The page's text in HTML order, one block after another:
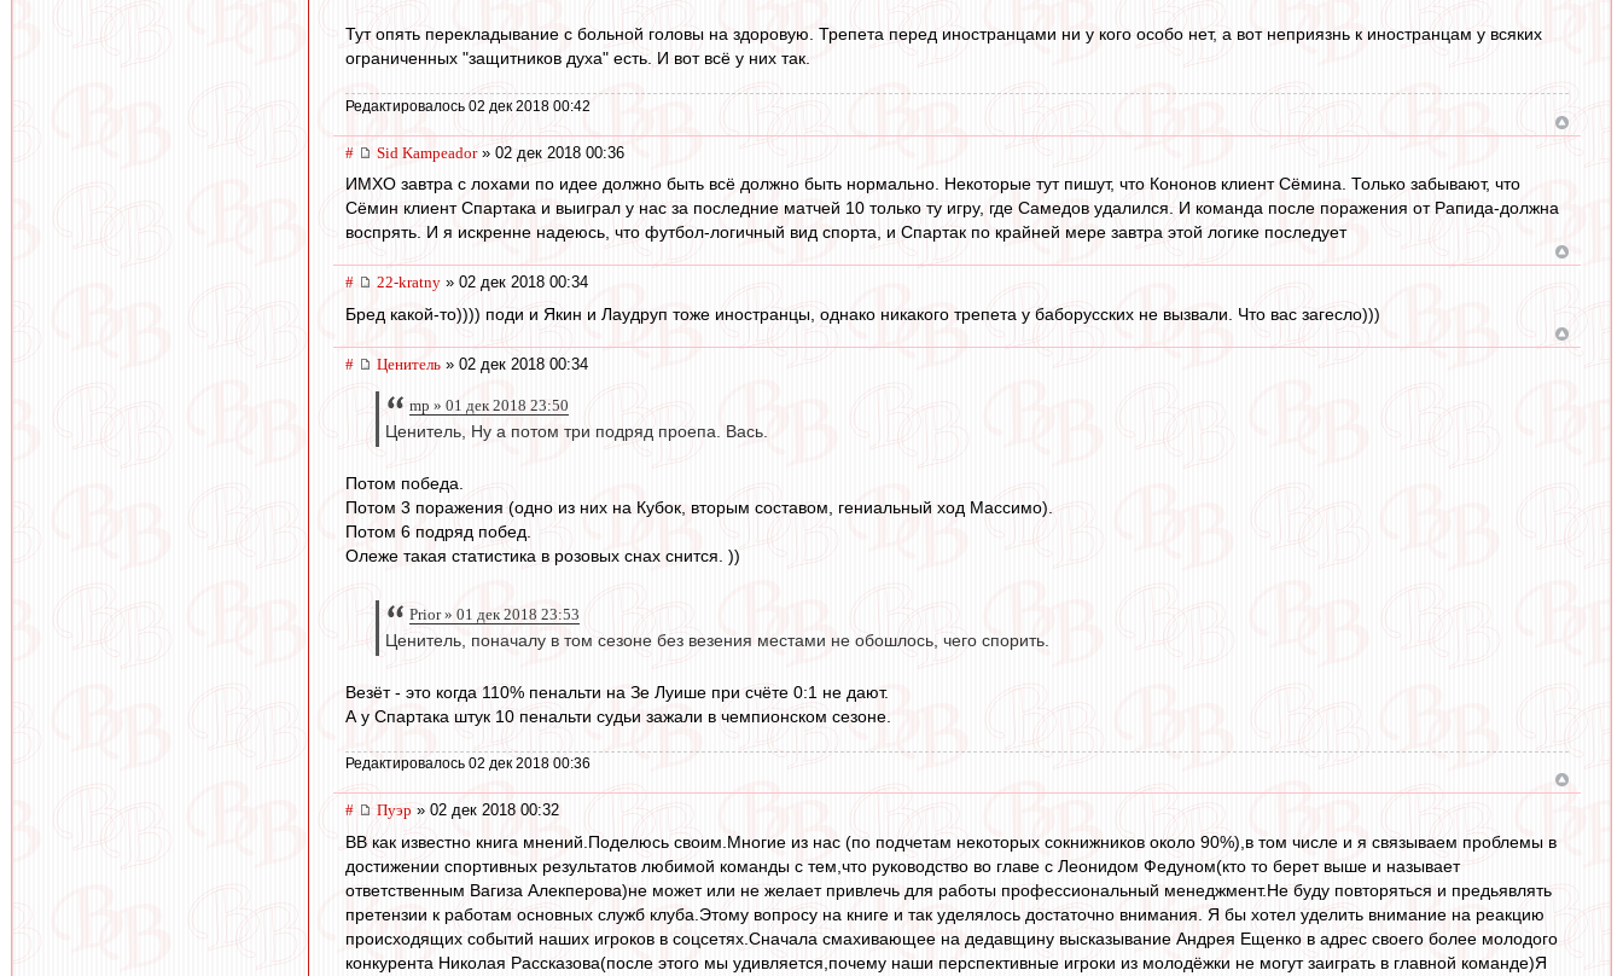
Тут опять перекладывание с больной головы на здоровую. Трепета перед иностранцами ни у кого особо нет, а вот неприязнь к иностранцам у всяких
ограниченных "защитников духа" есть. И вот всё у них так.
Редактировалось 02 дек 2018 00:42
# Sid Kampeador» 02 дек 2018 00:36
ИМХО завтра с лохами по идее должно быть всё должно быть нормально. Некоторые тут пишут, что Кононов клиент Сёмина. Только забывают, что
Сёмин клиент Спартака и выиграл у нас за последние матчей 10 только ту игру, где Самедов удалился. И команда после поражения от Рапида-должна
воспрять. И я искренне надеюсь, что футбол-логичный вид спорта, и Спартак по крайней мере завтра этой логике последует
# 22-kratny » 02 дек 2018 00:34
Бред какой-то)))) поди и Якин и Лаудруп тоже иностранцы, однако никакого трепета у баборусских не вызвали. Что вас загесло)))
# Ценитель » 02 дек 2018 00:34
mp » 01 дек 2018 23:50
Ценитель, Ну а потом три подряд проепа. Вась.
Потом победа.
Потом 3 поражения (одно из них на Кубок, вторым составом, гениальный ход Массимо).
Потом 6 подряд побед.
Олеже такая статистика в розовых снах снится. ))
Prior » 01 дек 2018 23:53
Ценитель, поначалу в том сезоне без везения местами не обошлось, чего спорить.
Везёт - это когда 110% пенальти на Зе Луише при счёте 0:1 не дают.
А у Спартака штук 10 пенальти судьи зажали в чемпионском сезоне.
Редактировалось 02 дек 2018 00:36
# Пуэр » 02 дек 2018 00:32
ВВ как известно книга мнений.Поделюсь своим.Многие из нас (по подчетам некоторых сокнижников около 90%),в том числе и я связываем проблемы в
достижении спортивных результатов любимой команды с тем,что руководство во главе с Леонидом Федуном(кто то берет выше и называет
ответственным Вагиза Алекперова)не может или не желает привлечь для работы профессиональный менеджмент.Не буду повторяться и предьявлять
претензии к работам основных служб клуба.Этому вопросу на книге и так уделялось достаточно внимания. Я бы хотел уделить внимание на реакцию
происходящих событий наших игроков в соцсетях.Сначала смахивающее на дедавщину высказывание Андрея Ещенко в адрес своего более молодого
конкурента Николая Рассказова(после этого мы удивляется,почему наши перспективные игроки из молодёжки не могут заиграть в главной команде)Я